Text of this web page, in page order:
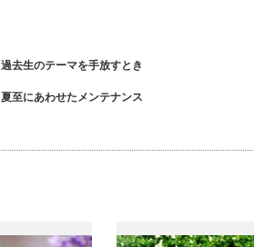
過去生のテーマを手放すとき
夏至にあわせたメンテナンス